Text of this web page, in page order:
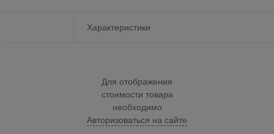
Характеристики
Для отображения
стоимости товара
необходимо
Авторизоваться на сайте